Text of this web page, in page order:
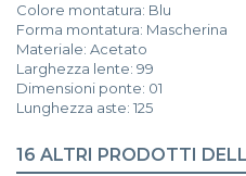
Colore montatura: Blu
Forma montatura: Mascherina
Materiale: Acetato
Larghezza lente: 99
Dimensioni ponte: 01
Lunghezza aste: 125
16 ALTRI PRODOTTI